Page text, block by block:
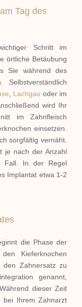
Tag des
Schritt im
örtliche Betäubung
Sie während des
Selbstverständlich
, Lachgas oder im
wird Ihr
im Zahnfleisch
einsetzen.
sorgfältig vernäht.
je nach der Anzahl
Fall. In der Regel
Implantat etwa 1-2
die Phase der
Kieferknochen
Zahnersatz zu
genannt,
Während dieser Zeit
bei Ihrem Zahnarzt